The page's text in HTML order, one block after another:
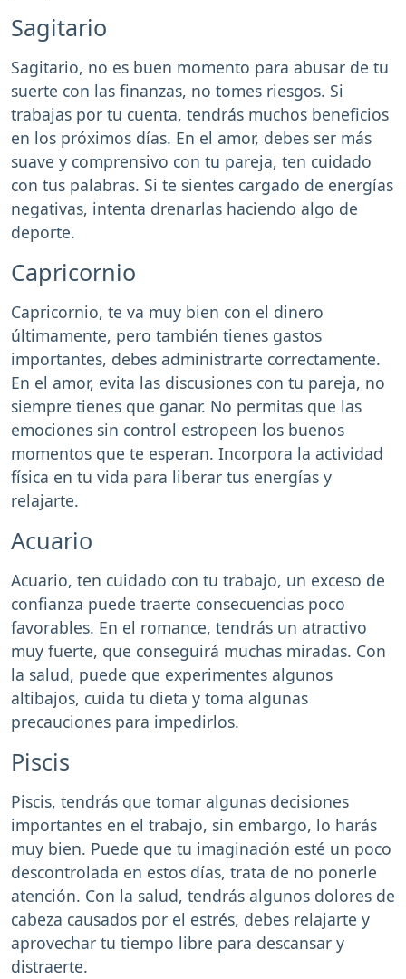
Sagitario
Sagitario, no es buen momento para abusar de tu
suerte con las finanzas, no tomes riesgos. Si
trabajas por tu cuenta, tendrás muchos beneficios
en los próximos días. En el amor, debes ser más
suave y comprensivo con tu pareja, ten cuidado
con tus palabras. Si te sientes cargado de energías
negativas, intenta drenarlas haciendo algo de
deporte.
Capricornio
Capricornio, te va muy bien con el dinero
últimamente, pero también tienes gastos
importantes, debes administrarte correctamente.
En el amor, evita las discusiones con tu pareja, no
siempre tienes que ganar. No permitas que las
emociones sin control estropeen los buenos
momentos que te esperan. Incorpora la actividad
física en tu vida para liberar tus energías y
relajarte.
Acuario
Acuario, ten cuidado con tu trabajo, un exceso de
confianza puede traerte consecuencias poco
favorables. En el romance, tendrás un atractivo
muy fuerte, que conseguirá muchas miradas. Con
la salud, puede que experimentes algunos
altibajos, cuida tu dieta y toma algunas
precauciones para impedirlos.
Piscis
Piscis, tendrás que tomar algunas decisiones
importantes en el trabajo, sin embargo, lo harás
muy bien. Puede que tu imaginación esté un poco
descontrolada en estos días, trata de no ponerle
atención. Con la salud, tendrás algunos dolores de
cabeza causados por el estrés, debes relajarte y
aprovechar tu tiempo libre para descansar y
distraerte.